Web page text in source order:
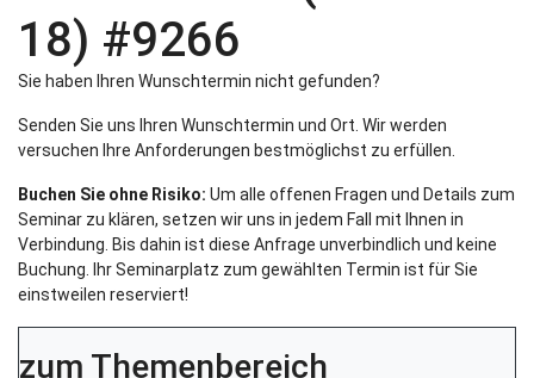
18) #9266
Sie haben Ihren Wunschtermin nicht gefunden?
Senden Sie uns Ihren Wunschtermin und Ort. Wir werden
versuchen Ihre Anforderungen bestmöglichst zu erfüllen.
Buchen Sie ohne Risiko: Um alle offenen Fragen und Details zum
Seminar zu klären, setzen wir uns in jedem Fall mit Ihnen in
Verbindung. Bis dahin ist diese Anfrage unverbindlich und keine
Buchung. Ihr Seminarplatz zum gewählten Termin ist für Sie
einstweilen reserviert!
zum Themenbereich